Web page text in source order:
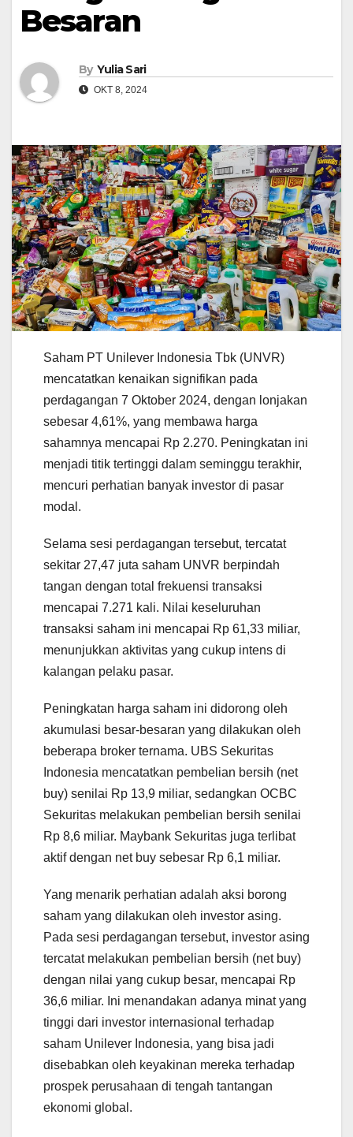
Besaran
By Yulia Sari
OKT 8, 2024
Saham PT Unilever Indonesia Tbk (UNVR)
mencatatkan kenaikan signifikan pada
perdagangan 7 Oktober 2024, dengan lonjakan
sebesar 4,61%, yang membawa harga
sahamnya mencapai Rp 2.270. Peningkatan ini
menjadi titik tertinggi dalam seminggu terakhir,
mencuri perhatian banyak investor di pasar
modal.
Selama sesi perdagangan tersebut, tercatat
sekitar 27,47 juta saham UNVR berpindah
tangan dengan total frekuensi transaksi
mencapai 7.271 kali. Nilai keseluruhan
transaksi saham ini mencapai Rp 61,33 miliar,
menunjukkan aktivitas yang cukup intens di
kalangan pelaku pasar.
Peningkatan harga saham ini didorong oleh
akumulasi besar-besaran yang dilakukan oleh
beberapa broker ternama. UBS Sekuritas
Indonesia mencatatkan pembelian bersih (net
buy) senilai Rp 13,9 miliar, sedangkan OCBC
Sekuritas melakukan pembelian bersih senilai
Rp 8,6 miliar. Maybank Sekuritas juga terlibat
aktif dengan net buy sebesar Rp 6,1 miliar.
Yang menarik perhatian adalah aksi borong
saham yang dilakukan oleh investor asing.
Pada sesi perdagangan tersebut, investor asing
tercatat melakukan pembelian bersih (net buy)
dengan nilai yang cukup besar, mencapai Rp
36,6 miliar. Ini menandakan adanya minat yang
tinggi dari investor internasional terhadap
saham Unilever Indonesia, yang bisa jadi
disebabkan oleh keyakinan mereka terhadap
prospek perusahaan di tengah tantangan
ekonomi global.